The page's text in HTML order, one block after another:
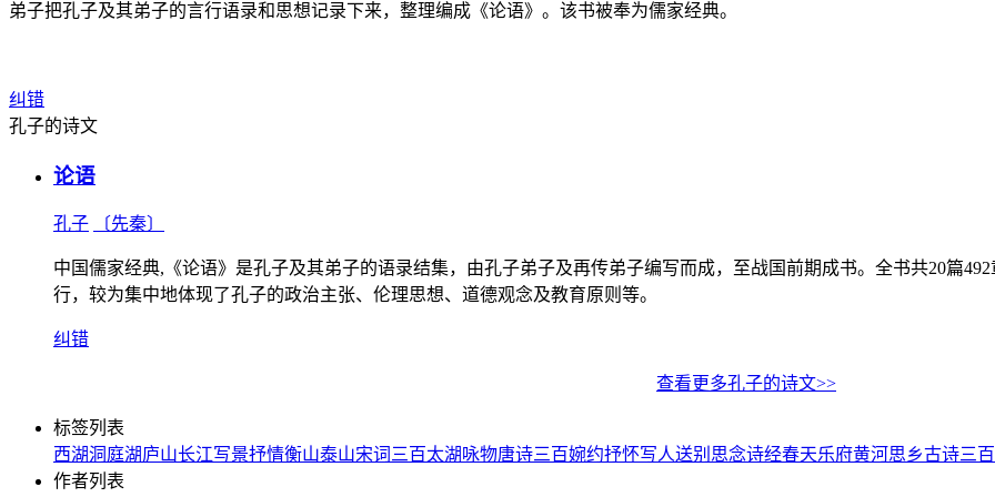
弟子把孔子及其弟子的言行语录和思想记录下来，整理编成《论语》。该书被奉为儒家经典。
纠错
孔子的诗文
论语
孔子 〔先秦〕
中国儒家经典,《论语》是孔子及其弟子的语录结集，由孔子弟子及再传弟子编写而成，至战国前期成书。全书共20篇
行，较为集中地体现了孔子的政治主张、伦理思想、道德观念及教育原则等。
纠错
查看更多孔子的诗文>>
标签列表
西湖洞庭湖庐山长江写景抒情衡山泰山宋词三百太湖 咏物唐诗三百婉约抒怀写人送别 思念诗经春天乐府黄河思乡古诗三百
作者列表